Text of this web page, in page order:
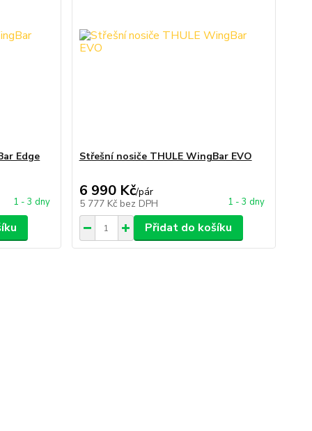
Edge
1 - 3 dny
Střešní nosiče THULE WingBar EVO
6 990 Kč/pár
5 777 Kč bez DPH 1 - 3 dny
Přidat do košíku